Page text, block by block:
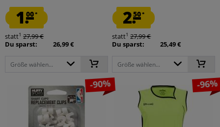
1.00*
statt1 27,99 €
Du sparst:
26,99 €
Größe wählen...
2.50*
statt1 27,99 €
Du sparst:
25,49 €
Größe wählen...
-90% -96%